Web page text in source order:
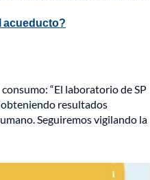
acueducto?
“El laboratorio de SP
obteniendo resultados
Seguiremos vigilando la